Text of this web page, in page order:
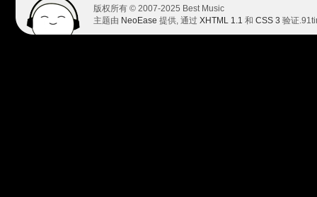
版权所有 © 2007-2025 Best Music
主题由 NeoEase 提供, 通过 XHTML 1.1 和 CSS 3 验证.